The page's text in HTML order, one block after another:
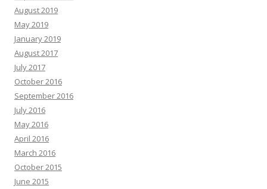
August 2019
May 2019
January 2019
August 2017
July 2017
October 2016
September 2016
July 2016
May 2016
April 2016
March 2016
October 2015
June 2015